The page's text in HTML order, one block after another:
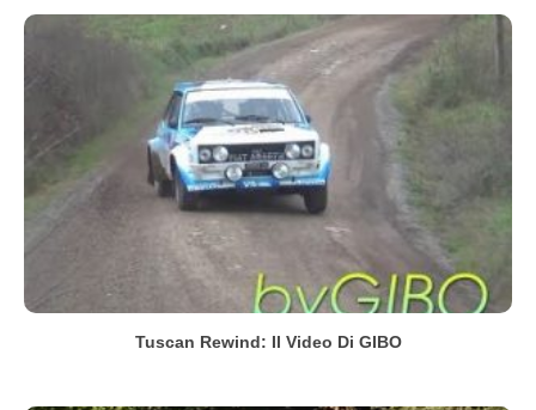
Tuscan Rewind: Il Video Di GIBO